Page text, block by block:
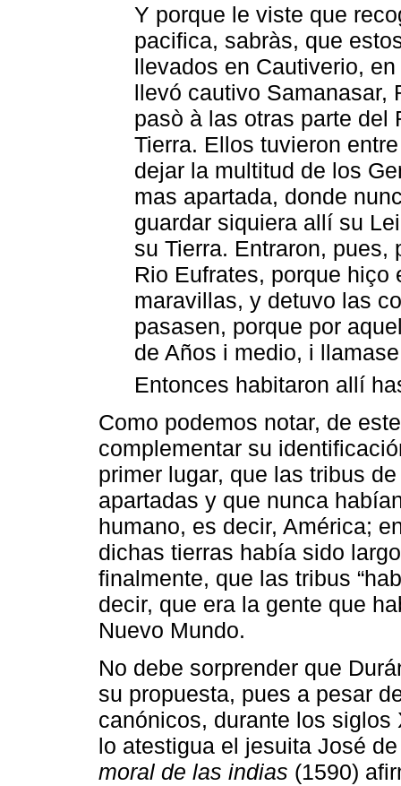
Y porque le viste que
pacifica, sabràs, que
llevados en Cautiverio,
llevó cautivo Samanasar,
pasò à las otras parte del
Tierra. Ellos tuvieron
dejar la multitud de los
mas apartada, donde
guardar siquiera allí su
su Tierra. Entraron, pues,
Rio Eufrates, porque
maravillas, y detuvo las
pasasen, porque por
de Años i medio, i
Entonces habitaron allí
Como podemos notar, de
complementar su
primer lugar, que las tribus
apartadas y que nunca
humano, es decir, América;
dichas tierras había sido
finalmente, que las tribus
decir, que era la gente que
Nuevo Mundo.
No debe sorprender que
su propuesta, pues a pesar
canónicos, durante los
lo atestigua el jesuita José
moral de las indias (1590)